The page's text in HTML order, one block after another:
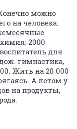
можно
на человека.
2000
для
гимнастика,
Жить на 20 000
А летом у
на продукты,